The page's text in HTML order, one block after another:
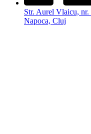
Str. Aurel Vlaicu,
Napoca, Cluj